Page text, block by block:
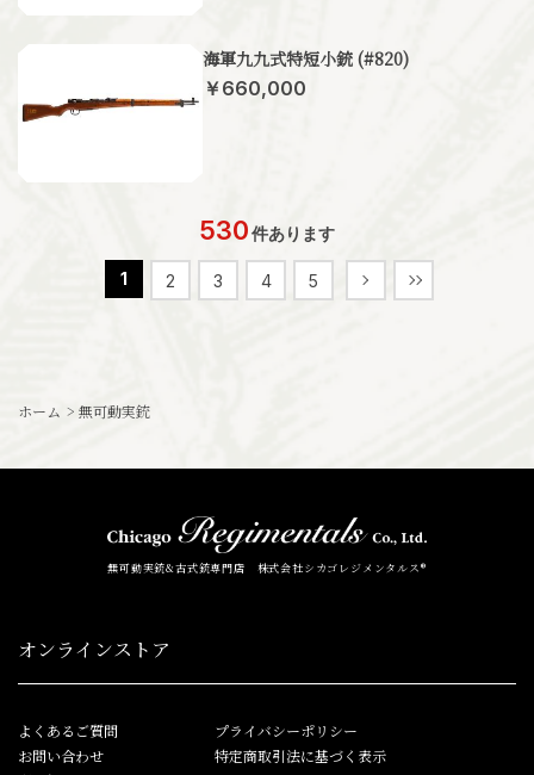
海軍九九式特短小銃 (#820)
￥660,000
530件あります
1 2 3 4 5
ホーム > 無可動実銃
無可動実銃&古式銃専門店 株式会社シカゴレジメンタルス®
オンラインストア
よくあるご質問
お問い合わせ
プライバシーポリシー
特定商取引法に基づく表示